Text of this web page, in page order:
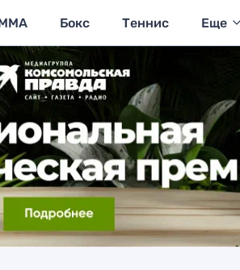
Бокс Теннис Еще